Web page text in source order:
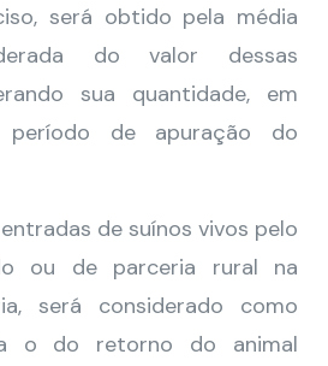
será obtido pela média
do valor dessas
sua quantidade, em
período de apuração do
de suínos vivos pelo
ou de parceria rural na
será considerado como
o do retorno do animal